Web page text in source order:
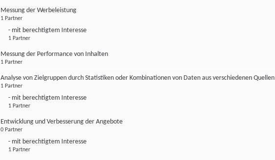
Messung der Werbeleistung
1 Partner
- mit berechtigtem Interesse
1 Partner
Messung der Performance von Inhalten
1 Partner
Analyse von Zielgruppen durch Statistiken oder Kombinationen von Daten aus verschiedenen Quellen
1 Partner
- mit berechtigtem Interesse
1 Partner
Entwicklung und Verbesserung der Angebote
0 Partner
- mit berechtigtem Interesse
1 Partner